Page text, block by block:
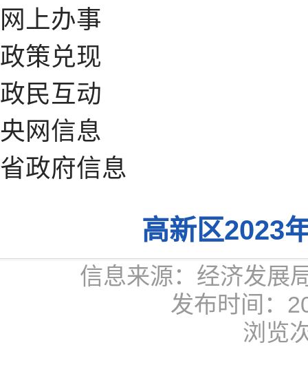
网上办事
政策兑现
政民互动
央网信息
省政府信息
高新区2023
信息来源：经济发展
发布时间：
浏览